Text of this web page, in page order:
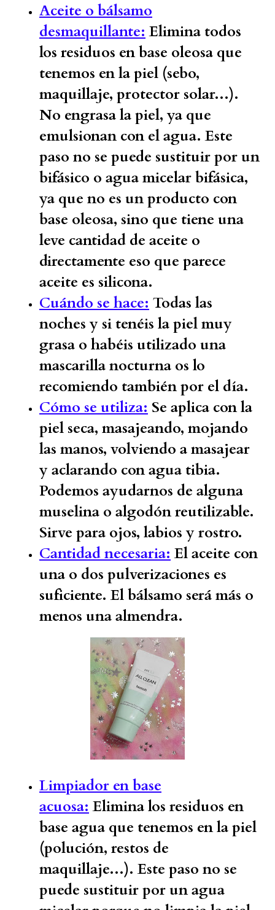
Aceite o bálsamo
desmaquillante: Elimina todos
los residuos en base oleosa que
tenemos en la piel (sebo,
maquillaje, protector solar...).
No engrasa la piel, ya que
emulsionan con el agua. Este
paso no se puede sustituir por un
bifásico o agua micelar bifásica,
ya que no es un producto con
base oleosa, sino que tiene una
leve cantidad de aceite o
directamente eso que parece
aceite es silicona.
Cuándo se hace: Todas las
noches y si tenéis la piel muy
grasa o habéis utilizado una
mascarilla nocturna os lo
recomiendo también por el día.
Cómo se utiliza: Se aplica con la
piel seca, masajeando, mojando
las manos, volviendo a masajear
y aclarando con agua tibia.
Podemos ayudarnos de alguna
muselina o algodón reutilizable.
Sirve para ojos, labios y rostro.
Cantidad necesaria: El aceite con
una o dos pulverizaciones es
suficiente. El bálsamo será más o
menos una almendra.
Limpiador en base
acuosa: Elimina los residuos en
base agua que tenemos en la piel
(polución, restos de
maquillaje...). Este paso no se
puede sustituir por un agua